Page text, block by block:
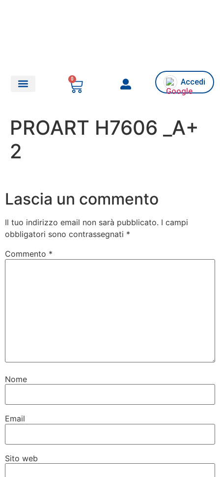
0 Accedi
PROART H7606 _A+
2
Lascia un commento
Il tuo indirizzo email non sarà pubblicato. I campi
obbligatori sono contrassegnati *
Commento *
Nome
Email
Sito web